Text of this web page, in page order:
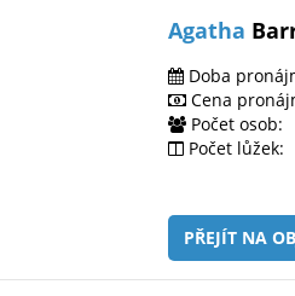
Agatha
Doba
Cena
Počet osob:
Počet lůžek:
PŘEJÍT NA